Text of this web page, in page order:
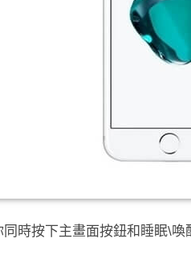
時按下主畫面按鈕和睡眠\